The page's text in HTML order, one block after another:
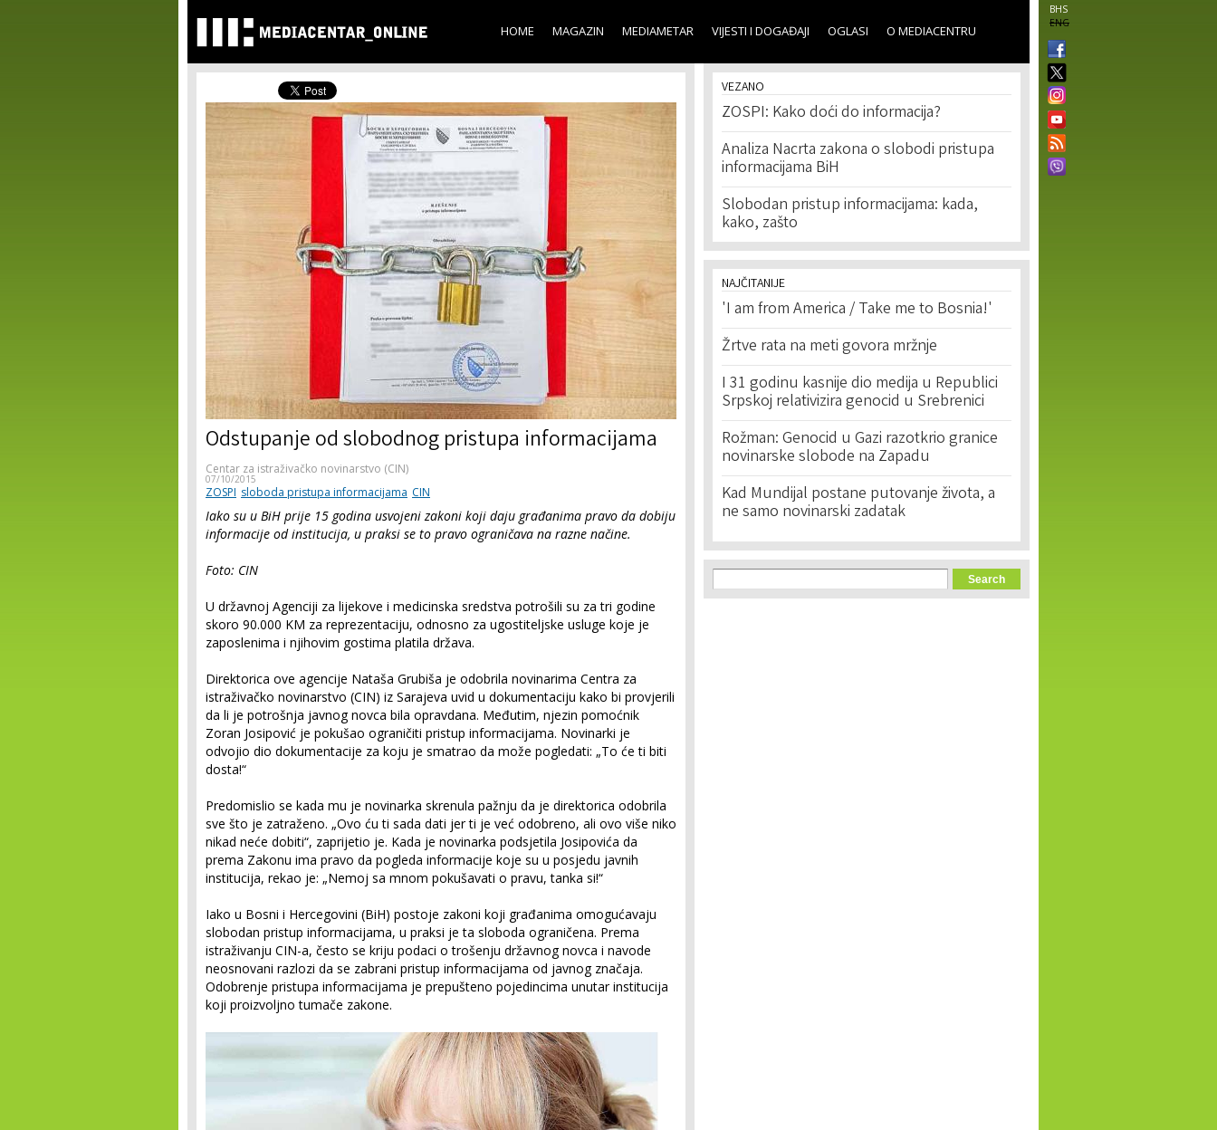
main
content
BHS
ENG
HOME MAGAZIN MEDIAMETAR VIJESTI I DOGAĐAJI OGLASI O MEDIACENTRU
Odstupanje od slobodnog pristupa informacijama
Centar za istraživačko novinarstvo (CIN)
07/10/2015
ZOSPI sloboda pristupa informacijama CIN
Iako su u BiH prije 15 godina usvojeni zakoni koji daju građanima pravo da dobiju
informacije od institucija, u praksi se to pravo ograničava na razne načine.
Foto: CIN
U državnoj Agenciji za lijekove i medicinska sredstva potrošili su za tri godine
skoro 90.000 KM za reprezentaciju, odnosno za ugostiteljske usluge koje je
zaposlenima i njihovim gostima platila država.
Direktorica ove agencije Nataša Grubiša je odobrila novinarima Centra za
istraživačko novinarstvo (CIN) iz Sarajeva uvid u dokumentaciju kako bi provjerili
da li je potrošnja javnog novca bila opravdana. Međutim, njezin pomoćnik
Zoran Josipović je pokušao ograničiti pristup informacijama. Novinarki je
odvojio dio dokumentacije za koju je smatrao da može pogledati: „To će ti biti
dosta!“
Predomislio se kada mu je novinarka skrenula pažnju da je direktorica odobrila
sve što je zatraženo. „Ovo ću ti sada dati jer ti je već odobreno, ali ovo više niko
nikad neće dobiti“, zaprijetio je. Kada je novinarka podsjetila Josipovića da
prema Zakonu ima pravo da pogleda informacije koje su u posjedu javnih
institucija, rekao je: „Nemoj sa mnom pokušavati o pravu, tanka si!“
Iako u Bosni i Hercegovini (BiH) postoje zakoni koji građanima omogućavaju
slobodan pristup informacijama, u praksi je ta sloboda ograničena. Prema
istraživanju CIN-a, često se kriju podaci o trošenju državnog novca i navode
neosnovani razlozi da se zabrani pristup informacijama od javnog značaja.
Odobrenje pristupa informacijama je prepušteno pojedincima unutar institucija
koji proizvoljno tumače zakone.
VEZANO
ZOSPI: Kako doći do informacija?
Analiza Nacrta zakona o slobodi pristupa
informacijama BiH
Slobodan pristup informacijama: kada,
kako, zašto
NAJČITANIJE
'I am from America / Take me to Bosnia!'
Žrtve rata na meti govora mržnje
I 31 godinu kasnije dio medija u Republici
Srpskoj relativizira genocid u Srebrenici
Rožman: Genocid u Gazi razotkrio granice
novinarske slobode na Zapadu
Kad Mundijal postane putovanje života, a
ne samo novinarski zadatak
Search form
Search